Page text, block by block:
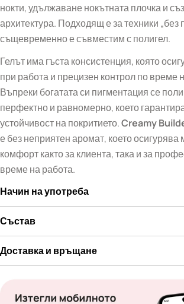
нокти, удължаване нокътната плочка и
архитектура. Подходящ е за техники „без
същевременно е съвместим с полигел.
Гелът има гъста консистенция, която
при работа и прецизен контрол по време
Въпреки богатата си пигментация се
перфектно и равномерно, което
устойчивост на покритието.Creamy
е без неприятен аромат, което
комфорт както за клиента, така и за
време на работа.
Начин на употреба
Състав
Доставка и връщане